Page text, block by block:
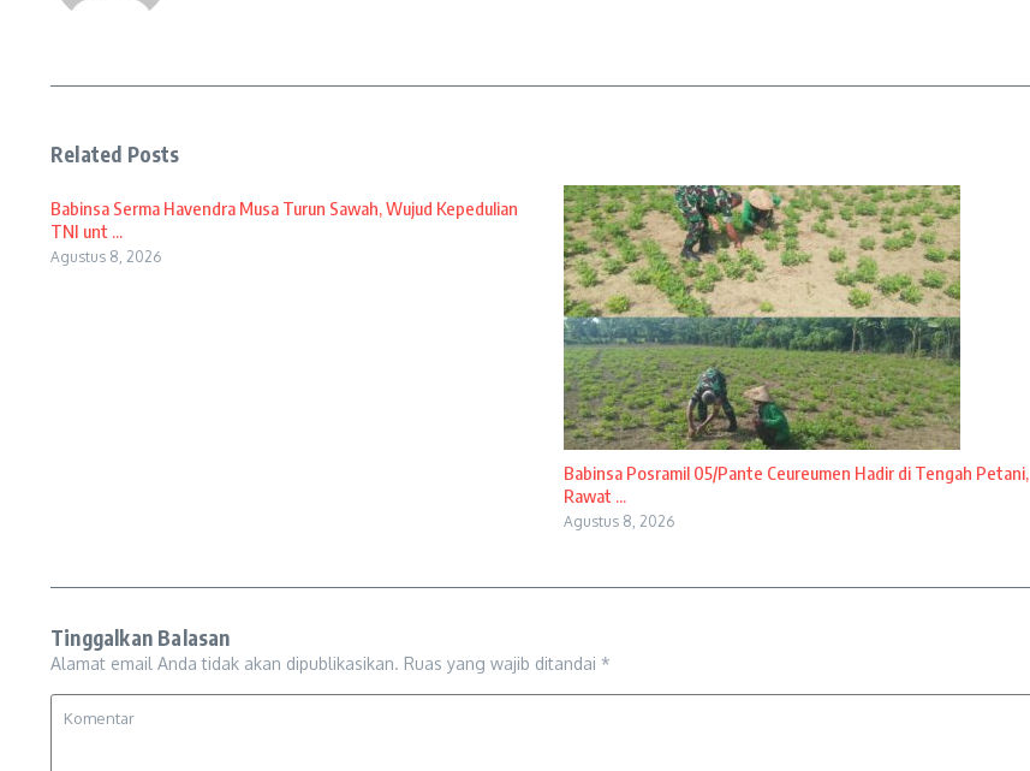
Related Posts
Babinsa Serma Havendra Musa Turun Sawah, Wujud Kepedulian
TNI unt ...
Agustus 8, 2026
Babinsa Posramil 05/Pante Ceureumen Hadir di Tengah Petani,
Rawat ...
Agustus 8, 2026
Tinggalkan Balasan
Alamat email Anda tidak akan dipublikasikan. Ruas yang wajib ditandai *